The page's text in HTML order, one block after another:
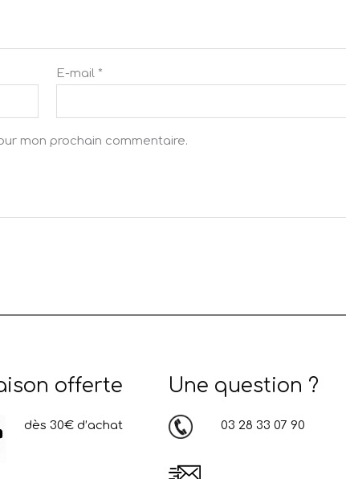
E-mail *
mon prochain commentaire.
offerte
dès 30€ d’achat
Une question ?
03 28 33 07 90